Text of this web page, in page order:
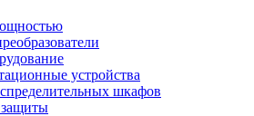
устройства
шкафов